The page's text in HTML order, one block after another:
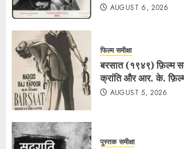
AUGUST 6, 2026
फिल्म समीक्षा
बरसात (१९४९) फ़िल्म
क्रांति और आर. के.
AUGUST 5, 2026
पुस्तक समीक्षा